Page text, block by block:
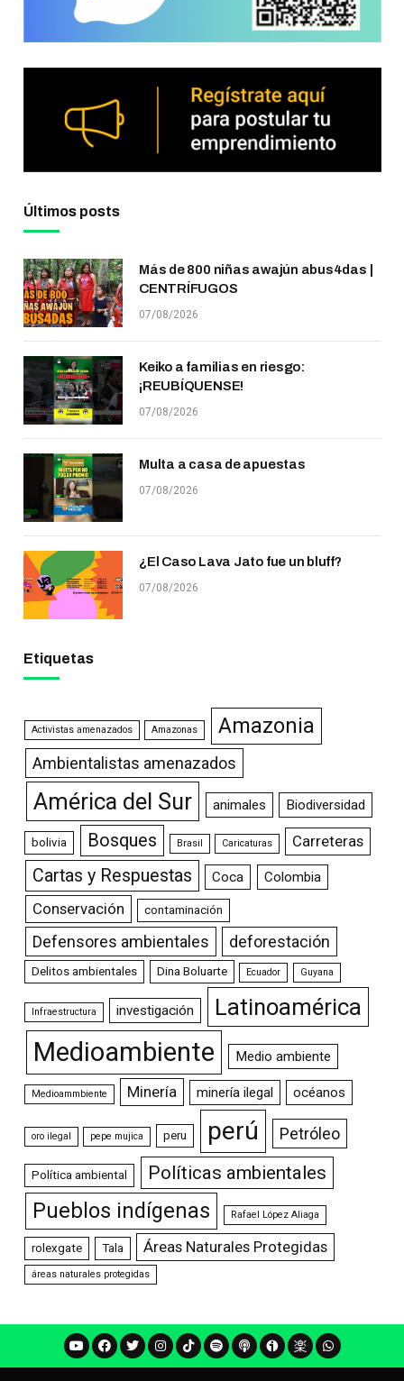
Últimos posts
Más de 800 niñas awajún abus4das |
CENTRÍFUGOS
07/08/2026
Keiko a familias en riesgo:
¡REUBÍQUENSE!
07/08/2026
Multa a casa de apuestas
07/08/2026
¿El Caso Lava Jato fue un bluff?
07/08/2026
Etiquetas
Activistas amenazados Amazonas Amazonia
Ambientalistas amenazados
América del Sur animales Biodiversidad
bolivia Bosques Brasil Caricaturas Carreteras
Cartas y Respuestas Coca Colombia
Conservación contaminación
Defensores ambientales deforestación
Delitos ambientales Dina Boluarte Ecuador Guyana
Infraestructura investigación Latinoamérica
Medioambiente Medio ambiente
Medioammbiente Minería minería ilegal océanos
oro ilegal pepe mujica peru perú Petróleo
Política ambiental Políticas ambientales
Pueblos indígenas Rafael López Aliaga
rolexgate Tala Áreas Naturales Protegidas
áreas naturales protegidas